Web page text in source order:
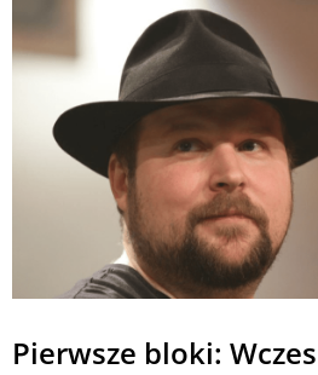
Pierwsze bloki: